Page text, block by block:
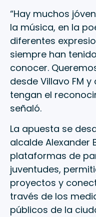
“Hay muchos
la música, en la
diferentes
siempre han
conocer.
desde Villavo FM
tengan el
señaló.
La apuesta se
alcalde Alexander
plataformas de
juventudes,
proyectos y
través de los
públicos de la